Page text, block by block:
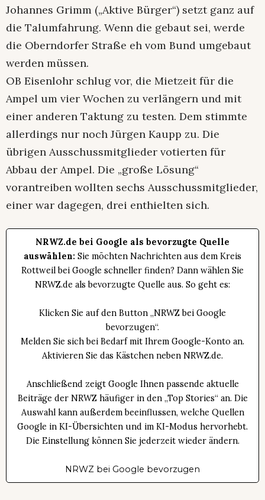
Johannes Grimm („Aktive Bürger“) setzt ganz auf
die Talumfahrung. Wenn die gebaut sei, werde
die Oberndorfer Straße eh vom Bund umgebaut
werden müssen.
OB Eisenlohr schlug vor, die Mietzeit für die
Ampel um vier Wochen zu verlängern und mit
einer anderen Taktung zu testen. Dem stimmte
allerdings nur noch Jürgen Kaupp zu. Die
übrigen Ausschussmitglieder votierten für
Abbau der Ampel. Die „große Lösung“
vorantreiben wollten sechs Ausschussmitglieder,
einer war dagegen, drei enthielten sich.
NRWZ.de bei Google als bevorzugte Quelle
auswählen: Sie möchten Nachrichten aus dem Kreis
Rottweil bei Google schneller finden? Dann wählen Sie
NRWZ.de als bevorzugte Quelle aus. So geht es:
Klicken Sie auf den Button „NRWZ bei Google
bevorzugen“.
Melden Sie sich bei Bedarf mit Ihrem Google-Konto an.
Aktivieren Sie das Kästchen neben NRWZ.de.
Anschließend zeigt Google Ihnen passende aktuelle
Beiträge der NRWZ häufiger in den „Top Stories“ an. Die
Auswahl kann außerdem beeinflussen, welche Quellen
Google in KI-Übersichten und im KI-Modus hervorhebt.
Die Einstellung können Sie jederzeit wieder ändern.
NRWZ bei Google bevorzugen